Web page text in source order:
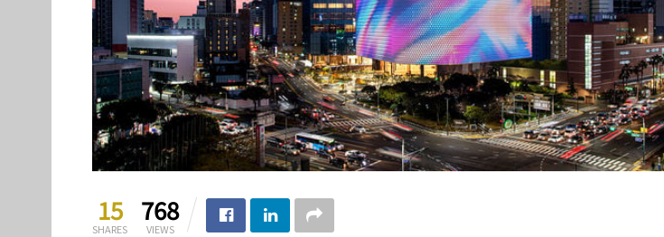
15
SHARES
768
VIEWS